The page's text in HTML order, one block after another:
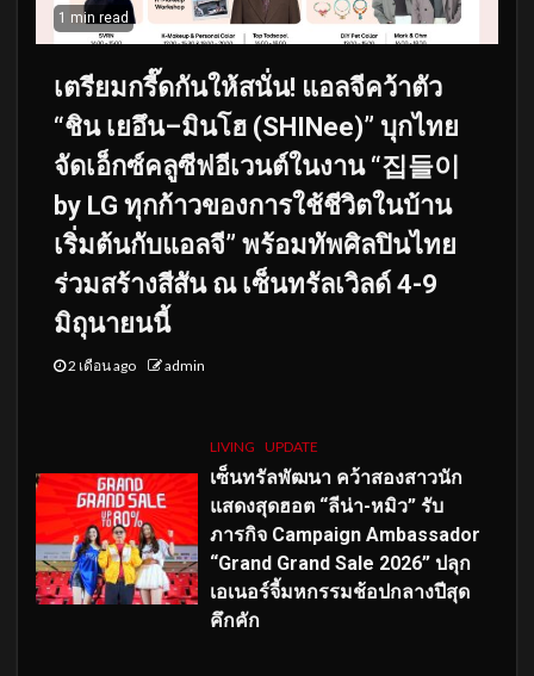
1 min read
เตรียมกรี๊ดกันให้สนั่น! แอลจีคว้าตัว
“ชิน เยอึน–มินโฮ (SHINee)” บุกไทย
จัดเอ็กซ์คลูซีฟอีเวนต์ในงาน “집들이
by LG ทุกก้าวของการใช้ชีวิตในบ้าน
เริ่มต้นกับแอลจี” พร้อมทัพศิลปินไทย
ร่วมสร้างสีสัน ณ เซ็นทรัลเวิลด์ 4-9
มิถุนายนนี้
2 เดือน ago admin
LIVING UPDATE
เซ็นทรัลพัฒนา คว้าสองสาวนัก
แสดงสุดฮอต “ลีน่า-หมิว” รับ
ภารกิจ Campaign Ambassador
“Grand Grand Sale 2026” ปลุก
เอเนอร์จี้มหกรรมช้อปกลางปีสุด
คึกคัก